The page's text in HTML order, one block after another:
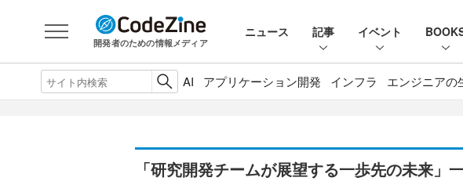
開発者のための情報メディア
ニュース 記事 イベント
AI アプリケーション開発 インフラ エンジニアの
「研究開発チームが展望する一歩先の未来」